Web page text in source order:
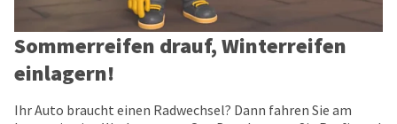
Sommerreifen drauf, Winterreifen
einlagern!
Ihr Auto braucht einen Radwechsel? Dann fahren Sie am